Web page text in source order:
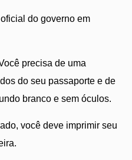
do governo em
precisa de uma
do seu passaporte e de
branco e sem óculos.
você deve imprimir seu